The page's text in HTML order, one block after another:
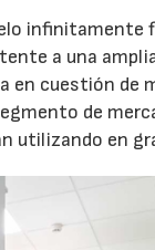
a una
en cuestión de
de
utilizando en